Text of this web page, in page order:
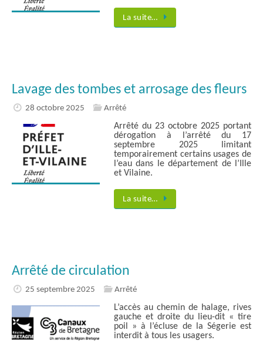
La suite…
Lavage des tombes et arrosage des fleurs
28 octobre 2025 Arrêté
Arrêté du 23 octobre 2025 portant
dérogation à l’arrêté du 17
septembre 2025 limitant
temporairement certains usages de
l’eau dans le département de l’Ille
et Vilaine.
La suite…
Arrêté de circulation
25 septembre 2025 Arrêté
L’accès au chemin de halage, rives
gauche et droite du lieu-dit « tire
poil » à l’écluse de la Ségerie est
interdit à tous les usagers.